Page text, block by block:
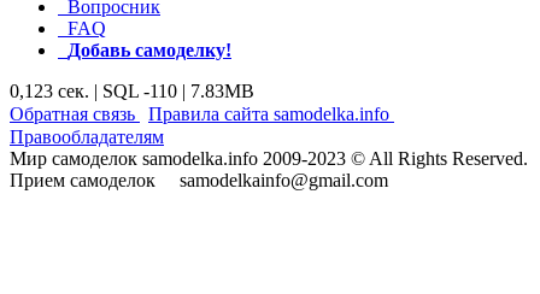
Вопросник
FAQ
Добавь самоделку!
0,123 сек. | SQL -110 | 7.83MB
Обратная связь
Правила сайта samodelka.info
Правообладателям
Мир самоделок samodelka.info 2009-2023 © All Rights Reserved.
Прием самоделок samodelkainfo@gmail.com